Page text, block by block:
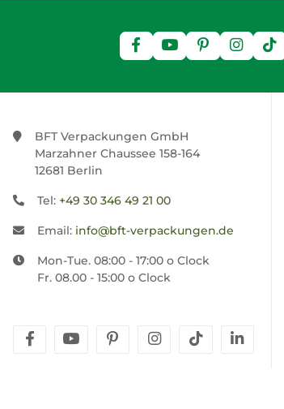
BFT Verpackungen GmbH
Marzahner Chaussee 158-164
12681 Berlin
Tel: +49 30 346 49 21 00
Email: info@bft-verpackungen.de
Mon-Tue. 08:00 - 17:00 o Clock
Fr. 08.00 - 15:00 o Clock
facebookyoutubepinterestinstagram
tiktok